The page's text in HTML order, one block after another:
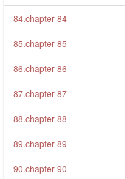
84.chapter 84
85.chapter 85
86.chapter 86
87.chapter 87
88.chapter 88
89.chapter 89
90.chapter 90